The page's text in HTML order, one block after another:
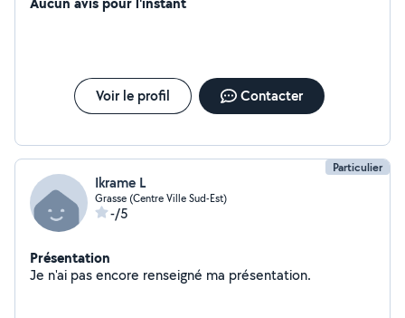
Voir le profil Contacter
Particulier
Ikrame L
Grasse (Centre Ville Sud-Est)
-/5
Présentation
Je n'ai pas encore renseigné ma présentation.